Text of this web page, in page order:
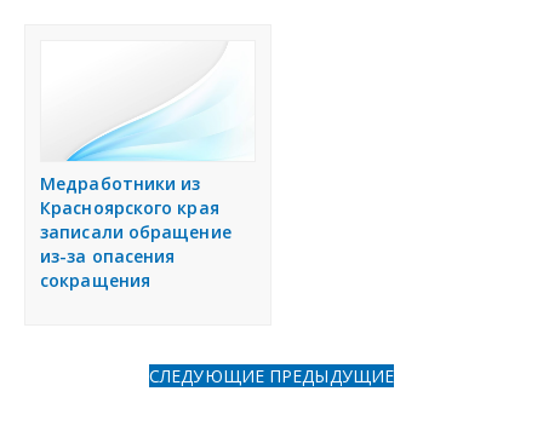
Медработники из
Красноярского края
записали обращение
из-за опасения
сокращения
СЛЕДУЮЩИЕ ПРЕДЫДУЩИЕ